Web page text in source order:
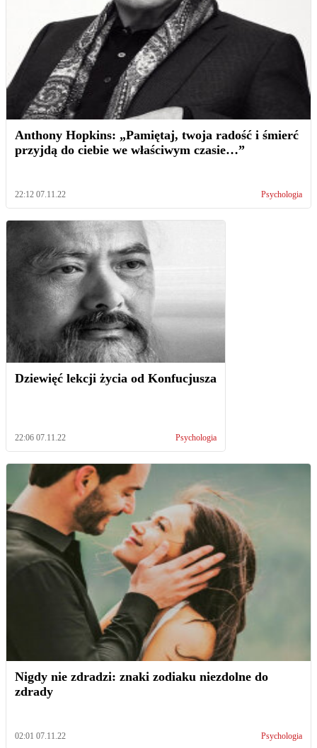
Anthony Hopkins: „Pamiętaj, twoja radość i śmierć
przyjdą do ciebie we właściwym czasie…”
22:12 07.11.22 Psychologia
Dziewięć lekcji życia od Konfucjusza
22:06 07.11.22 Psychologia
Nigdy nie zdradzi: znaki zodiaku niezdolne do
zdrady
02:01 07.11.22 Psychologia